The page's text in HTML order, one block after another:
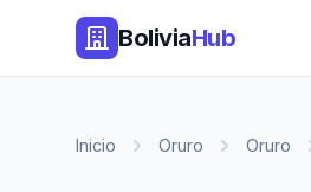
BoliviaHub
Inicio Oruro Oruro